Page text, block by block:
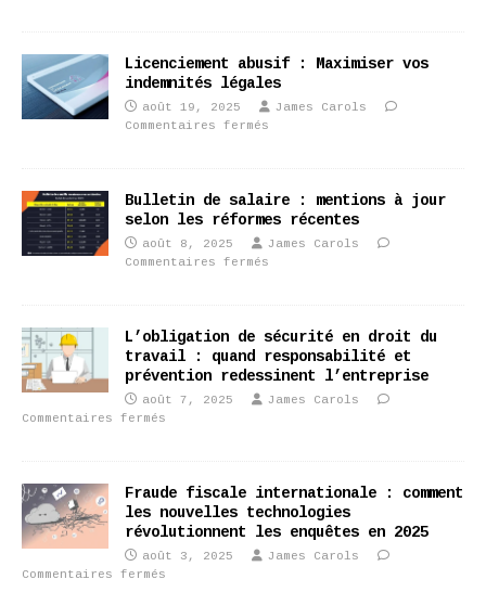
Licenciement abusif : Maximiser vos
indemnités légales
août 19, 2025
James Carols
Commentaires fermés
Bulletin de salaire : mentions à jour
selon les réformes récentes
août 8, 2025
James Carols
Commentaires fermés
L’obligation de sécurité en droit du
travail : quand responsabilité et
prévention redessinent l’entreprise
août 7, 2025
James Carols
Commentaires fermés
Fraude fiscale internationale : comment
les nouvelles technologies
révolutionnent les enquêtes en 2025
août 3, 2025
James Carols
Commentaires fermés